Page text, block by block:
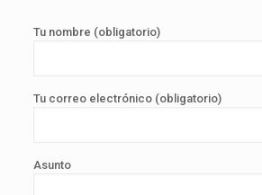
Tu nombre (obligatorio)
Tu correo electrónico (obligatorio)
Asunto